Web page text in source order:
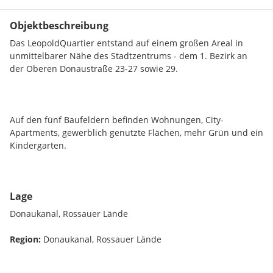
Objektbeschreibung
Das LeopoldQuartier entstand auf einem großen Areal in
unmittelbarer Nähe des Stadtzentrums - dem 1. Bezirk an
der Oberen Donaustraße 23-27 sowie 29.
Auf den fünf Baufeldern befinden Wohnungen, City-
Apartments, gewerblich genutzte Flächen, mehr Grün und ein
Kindergarten.
Das Bürogebäude im LeopoldQuartier in Holzhybridbauweise
umfasst ca. 22.000 m² und ist ein Musterbeispiel für
Lage
Donaukanal, Rossauer Lände
Region: Donaukanal, Rossauer Lände